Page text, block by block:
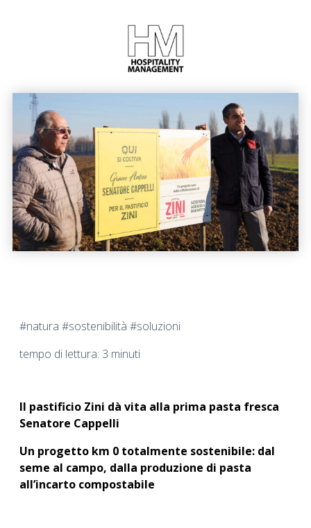
#natura #sostenibilità #soluzioni
tempo di lettura: 3 minuti
Il pastificio Zini dà vita alla prima pasta fresca
Senatore Cappelli
Un progetto km 0 totalmente sostenibile: dal
seme al campo, dalla produzione di pasta
all’incarto compostabile